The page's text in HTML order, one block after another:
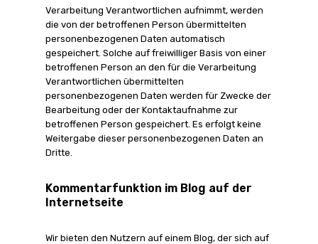
Verarbeitung Verantwortlichen aufnimmt, werden
die von der betroffenen Person übermittelten
personenbezogenen Daten automatisch
gespeichert. Solche auf freiwilliger Basis von einer
betroffenen Person an den für die Verarbeitung
Verantwortlichen übermittelten
personenbezogenen Daten werden für Zwecke der
Bearbeitung oder der Kontaktaufnahme zur
betroffenen Person gespeichert. Es erfolgt keine
Weitergabe dieser personenbezogenen Daten an
Dritte.
Kommentarfunktion im Blog auf der
Internetseite
Wir bieten den Nutzern auf einem Blog, der sich auf